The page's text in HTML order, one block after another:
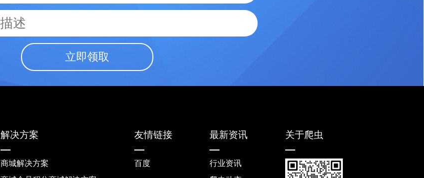
立即领取
解决方案
商城解决方案
友情链接
百度
最新资讯
行业资讯
关于爬虫